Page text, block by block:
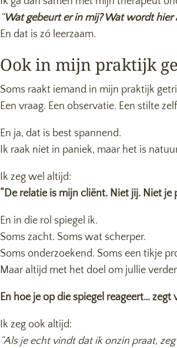
“Wat gebeurt er in mij? Wat wordt hier
En dat is zó leerzaam.
Ook in mijn praktijk
Soms raakt iemand in mijn praktijk
Een vraag. Een observatie. Een stilte
En ja, dat is best spannend.
Ik raak niet in paniek, maar het is
Ik zeg wel altijd:
“De relatie is mijn cliënt. Niet jij. Niet je
En in die rol spiegel ik.
Soms zacht. Soms wat scherper.
Soms onderzoekend. Soms een tikje
Maar altijd met het doel om jullie
En hoe je op die spiegel reageert…
Ik zeg ook altijd:
“Als je echt vindt dat ik onzin praat,